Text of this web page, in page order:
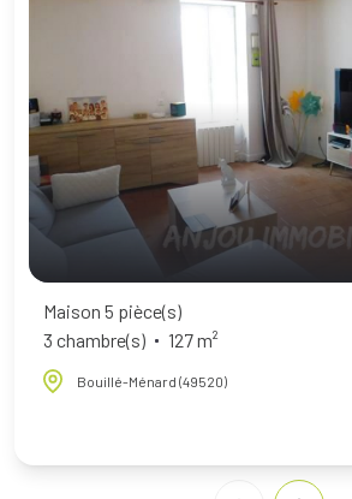
Maison 5 pièce(s)
3 chambre(s)
127 m²
Bouillé-Ménard (49520)